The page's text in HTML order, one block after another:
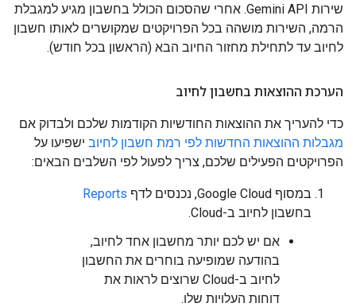
שירות Gemini API. אחרי שהסכום הכולל בחשבון מגיע למגבלת
הרמה, השירות מושהה בכל הפרויקטים שמקושרים לאותו חשבון
לחיוב עד לתחילת מחזור החיוב הבא (הראשון בכל חודש).
הערכת ההוצאות בחשבון לחיוב
כדי להעריך את ההוצאות החודשיות הקודמות שלכם ולבדוק אם
מגבלות ההוצאות החדשות לפי רמת חשבון לחיוב ישפיעו על
הפרויקטים הפעילים שלכם, צריך לפעול לפי השלבים הבאים:
במסוף Google Cloud, נכנסים לדף
Reports
בחשבון לחיוב ב-Cloud.
אם יש לכם יותר מחשבון אחד לחיוב,
בהודעה שמופיעה בוחרים את החשבון
לחיוב ב-Cloud שרוצים לראות את
דוחות העלויות שלו.